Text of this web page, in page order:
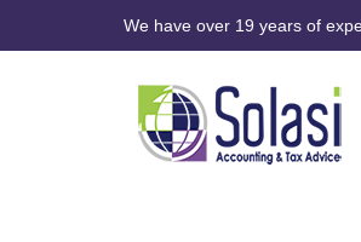
We have over 19 years of